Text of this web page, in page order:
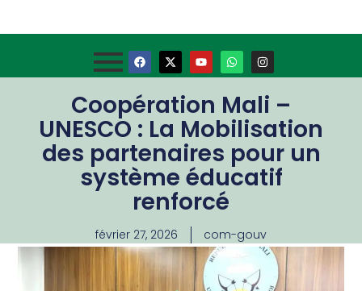
Coopération Mali –
UNESCO : La Mobilisation
des partenaires pour un
système éducatif
renforcé
février 27, 2026 com-gouv